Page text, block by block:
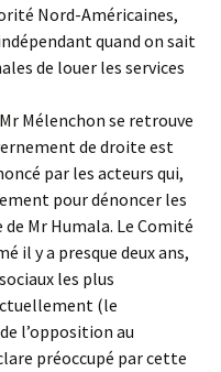
Nord-Américaines,
quand on sait
de louer les services
Mélenchon se retrouve
de droite est
par les acteurs qui,
pour dénoncer les
Mr Humala. Le Comité
il y a presque deux ans,
les plus
(le
l’opposition au
préoccupé par cette